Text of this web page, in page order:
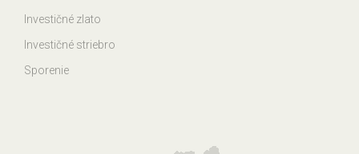
Investičné zlato
Investičné striebro
Sporenie